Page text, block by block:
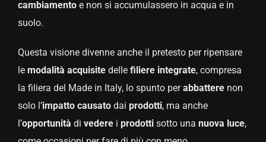
cambiamentoe non si accumulassero in acqua e in
suolo.
Questa visione divenne anche il pretesto per ripensare
le modalità acquisitedelle filiere integrate, compresa
la filiera del Made in Italy, lo spunto perabbatterenon
solo l’impatto causatodai prodotti, ma anche
l’opportunità di vederei prodottisotto una nuova luce,